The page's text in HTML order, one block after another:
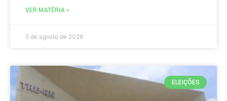
VER MATÉRIA »
5 de agosto de 2026
ELEIÇÕES